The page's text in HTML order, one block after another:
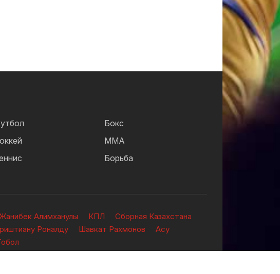
Бокс
ММА
Борьба
Жанибек Алимханулы КПЛ
Сборная Казахстана
Роналду Шавкат Рахмонов
Асу